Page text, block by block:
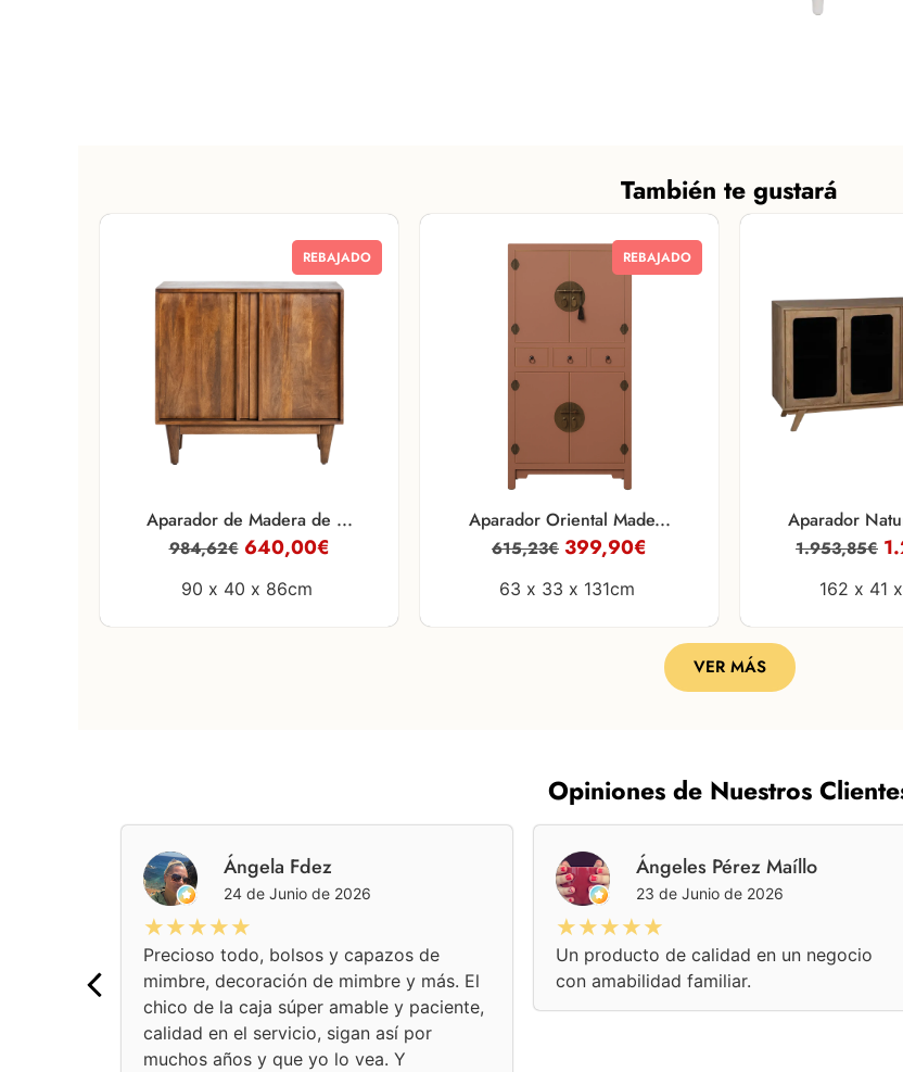
También te gustará
REBAJADO
Aparador de Madera de ...
984,62€ 640,00€
90 x 40 x 86cm
REBAJADO
Aparador Oriental Made...
615,23€ 399,90€
63 x 33 x 131cm
Aparador
1.953,85€
162 x 41 x
VER MÁS
Opiniones de Nuestros
Ángela Fdez
24 de Junio de 2026
★★★★★
Precioso todo, bolsos y capazos de
mimbre, decoración de mimbre y más. El
chico de la caja súper amable y paciente,
calidad en el servicio, sigan así por
muchos años y que yo lo vea. Y
Ángeles Pérez Maíllo
23 de Junio de 2026
★★★★★
Un producto de calidad en un negocio
con amabilidad familiar.